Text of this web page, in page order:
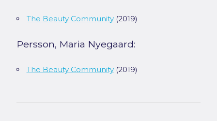
The Beauty Community(2019)
Persson, Maria Nyegaard:
The Beauty Community(2019)